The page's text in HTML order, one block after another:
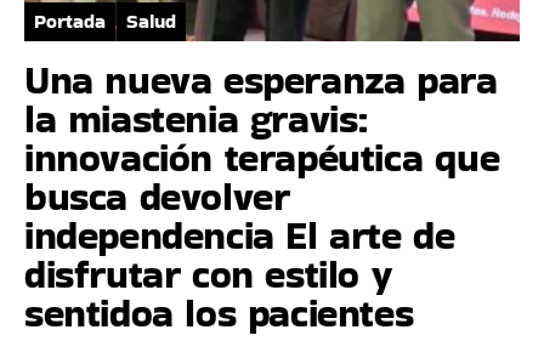
Portada Salud
Una nueva esperanza para
la miastenia gravis:
innovación terapéutica que
busca devolver
independencia El arte de
disfrutar con estilo y
sentidoa los pacientes